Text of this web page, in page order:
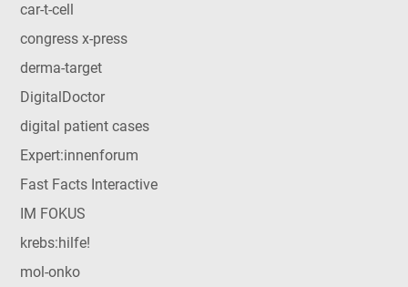
car-t-cell
congress x-press
derma-target
DigitalDoctor
digital patient cases
Expert:innenforum
Fast Facts Interactive
IM FOKUS
krebs:hilfe!
mol-onko